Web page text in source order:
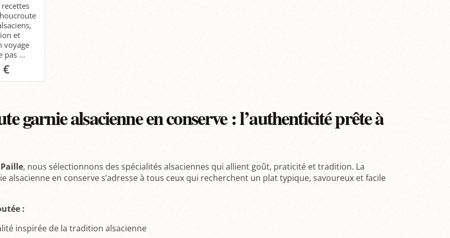
et
voyage
pas ...
garnie alsacienne en conserve : l’authenticité prête à
, nous sélectionnons des spécialités alsaciennes qui allient goût, praticité et tradition. La
alsacienne en conserve s’adresse à tous ceux qui recherchent un plat typique, savoureux et facile
:
inspirée de la tradition alsacienne